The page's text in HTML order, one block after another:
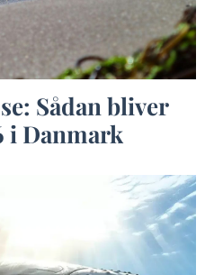
Sådan bliver
i Danmark